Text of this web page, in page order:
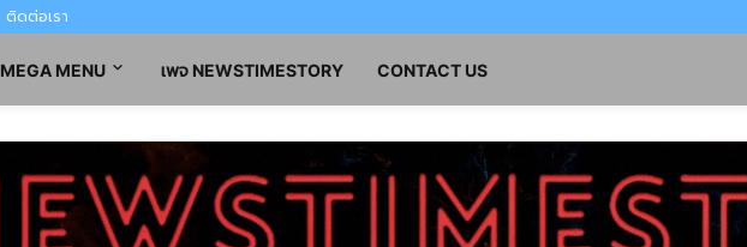
ติดต่อเรา
MEGA MENU เพจ NEWSTIMESTORY CONTACT US